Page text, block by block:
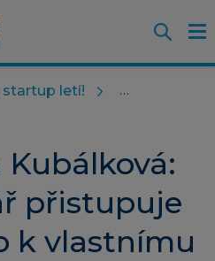
startup letí!
přistupuje
k vlastnímu